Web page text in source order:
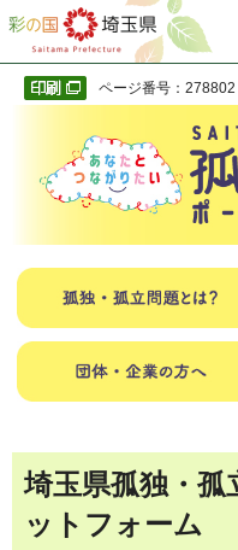
彩の国 埼玉県
ページ番号：278802
埼玉県孤独・孤
ットフォーム